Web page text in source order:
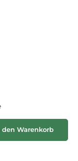
benutze die
den Warenkorb